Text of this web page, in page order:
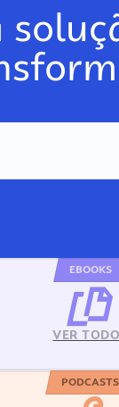
EBOOKS
VER
PODCASTS